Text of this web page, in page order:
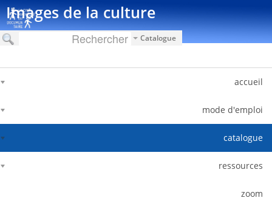
Images de la culture
Catalogue
accueil
mode d'emploi
catalogue
ressources
zoom